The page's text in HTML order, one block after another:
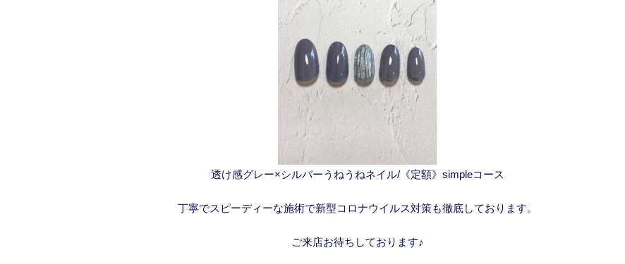
透け感グレー×シルバーうねうねネイル/《定額》simpleコース
丁寧でスピーディーな施術で新型コロナウイルス対策も徹底しております。
ご来店お待ちしております♪